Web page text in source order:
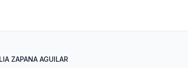
ZAPANA AGUILAR